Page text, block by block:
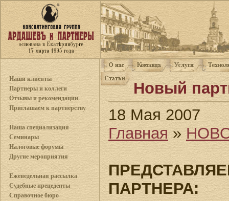
Наши клиенты
Партнеры и коллеги
Отзывы и рекомендации
Приглашаем к партнерству
Наша специализация
Семинары
Налоговые форумы
Другие мероприятия
Еженедельная рассылка
Судебные прецеденты
Справочное бюро
Новый
18 Мая 2007
Главная »
ПАРТНЕРА: